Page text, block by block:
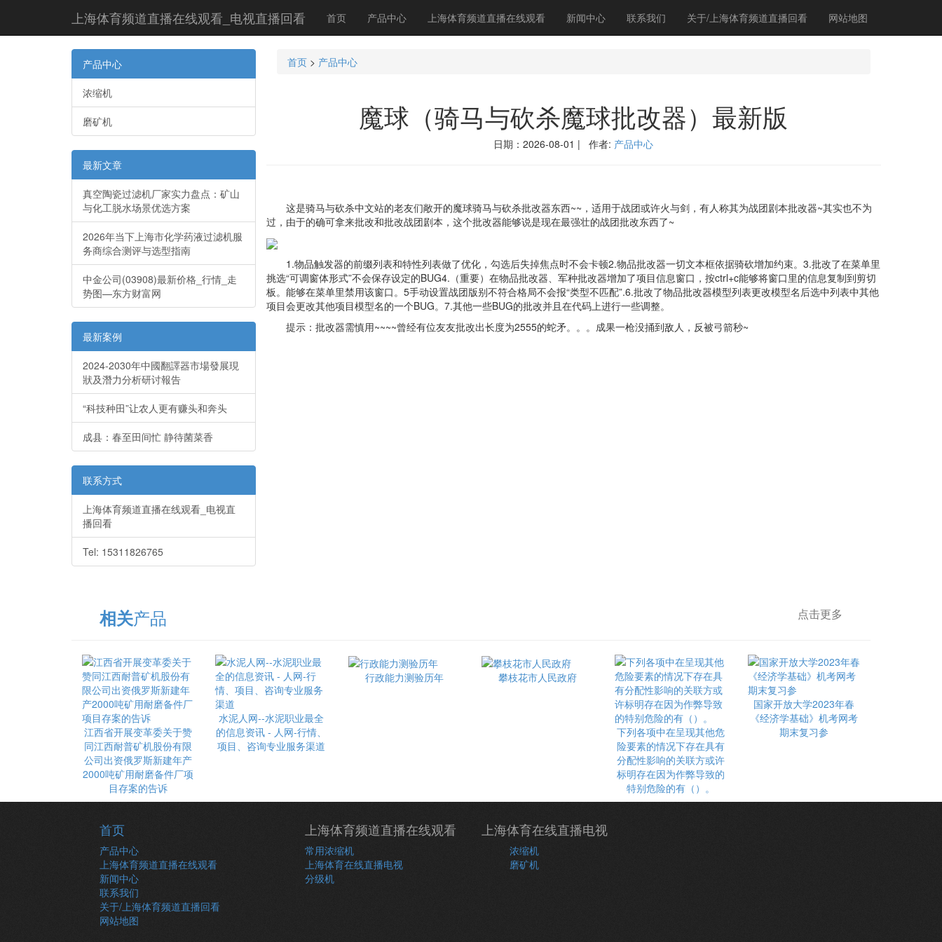
上海体育频道直播在线观看_电视直播回看 首页 产品中心 上海体育频道直播在线观看 新闻中心 联系我们 关于/上海体育频道直播回看 网站地图
产品中心
浓缩机
磨矿机
最新文章
真空陶瓷过滤机厂家实力盘点：矿山
与化工脱水场景优选方案
2026年当下上海市化学药液过滤机服
务商综合测评与选型指南
中金公司(03908)最新价格_行情_走
势图—东方财富网
最新案例
2024-2030年中國翻譯器市場發展現
狀及潛力分析研讨報告
“科技种田”让农人更有赚头和奔头
成县：春至田间忙 静待菌菜香
联系方式
上海体育频道直播在线观看_电视直
播回看
Tel: 15311826765
首页> 产品中心
魔球（骑马与砍杀魔球批改器）最新版
日期：2026-08-01 | 作者: 产品中心
这是骑马与砍杀中文站的老友们敞开的魔球骑马与砍杀批改器东西~~，适用于战团或许火与剑，有人称其为战团剧本批改器~其实也不为
过，由于的确可拿来批改和批改战团剧本，这个批改器能够说是现在最强壮的战团批改东西了~
1.物品触发器的前缀列表和特性列表做了优化，勾选后失掉焦点时不会卡顿2.物品批改器一切文本框依据骑砍增加约束。3.批改了在菜单里
挑选“可调窗体形式”不会保存设定的BUG4.（重要）在物品批改器、军种批改器增加了项目信息窗口，按ctrl+c能够将窗口里的信息复制到剪切
板。能够在菜单里禁用该窗口。5手动设置战团版别不符合格局不会报“类型不匹配”.6.批改了物品批改器模型列表更改模型名后选中列表中其他
项目会更改其他项目模型名的一个BUG。7.其他一些BUG的批改并且在代码上进行一些调整。
提示：批改器需慎用~~~~曾经有位友友批改出长度为2555的蛇矛。。。成果一枪没捅到敌人，反被弓箭秒~
相关产品 点击更多
江西省开展变革委关于赞
同江西耐普矿机股份有限
公司出资俄罗斯新建年产
2000吨矿用耐磨备件厂项
目存案的告诉
水泥人网--水泥职业最全
的信息资讯 - 人网-行情、
项目、咨询专业服务渠道
行政能力测验历年 攀枝花市人民政府
下列各项中在呈现其他危
险要素的情况下存在具有
分配性影响的关联方或许
标明存在因为作弊导致的
特别危险的有（）。
国家开放大学2023年春
《经济学基础》机考网考
期末复习参
首页
产品中心
上海体育频道直播在线观看
新闻中心
联系我们
关于/上海体育频道直播回看
网站地图
上海体育频道直播在线观看
常用浓缩机
上海体育在线直播电视
分级机
上海体育在线直播电视
浓缩机
磨矿机